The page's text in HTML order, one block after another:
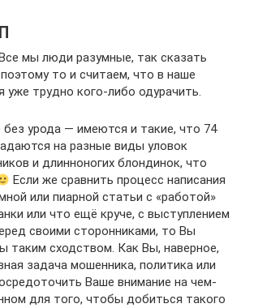
мы люди разумные, так сказать
то и считаем, что в наше
уже трудно кого-либо одурачить.
без урода — имеются и такие, что 74
на разные виды уловок
и длинноногих блондинок, что
Если же сравнить процесс написания
или пиарной статьи с «работой»
или что ещё круче, с выступлением
своими сторонниками, то Вы
таким сходством. Как Вы, наверное,
задача мошенника, политика или
Ваше внимание на чем-
для того, чтобы добиться такого